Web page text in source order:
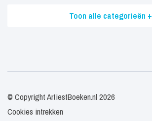
Toon alle categorieën +
© Copyright ArtiestBoeken.nl 2026
Cookies intrekken